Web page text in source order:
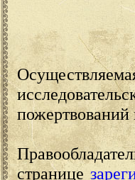
пожертвований
странице